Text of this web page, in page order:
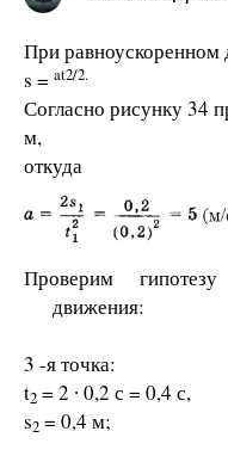
При равноускоренном
s = at2/2.
Согласно рисунку 34
м,
откуда
Проверим гипотезу
движения:
3 -я точка:
t2 = 2 ∙ 0,2 с = 0,4 с,
s2 = 0,4